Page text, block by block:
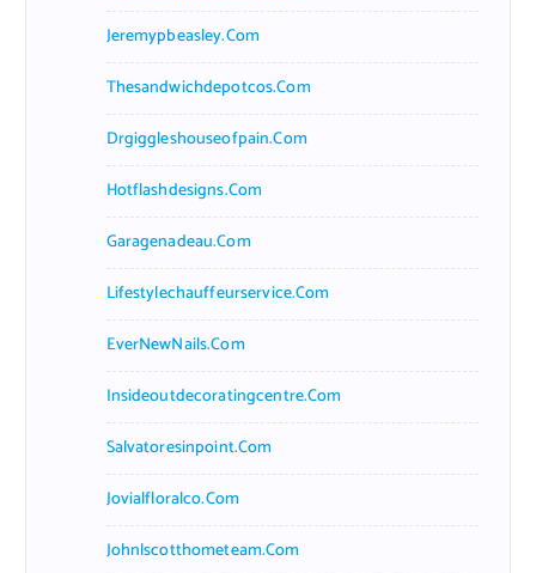
Jeremypbeasley.com
Thesandwichdepotcos.com
Drgiggleshouseofpain.com
Hotflashdesigns.com
Garagenadeau.com
Lifestylechauffeurservice.com
EverNewNails.com
Insideoutdecoratingcentre.com
Salvatoresinpoint.com
Jovialfloralco.com
Johnlscotthometeam.com